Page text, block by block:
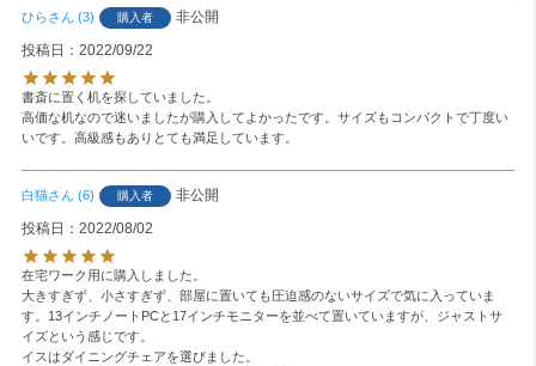
ひら 3 購入者
非公開
投稿日
2022/09/22
書斎に置く机を探していました。
高価な机なので迷いましたが購入してよかったです。サイズもコンパクトで丁度い
いです。高級感もありとても満足しています。
白猫 6 購入者
非公開
投稿日
2022/08/02
在宅ワーク用に購入しました。
大きすぎず、小さすぎず、部屋に置いても圧迫感のないサイズで気に入っていま
す。13インチノートPCと17インチモニターを並べて置いていますが、ジャストサ
イズという感じです。
イスはダイニングチェアを選びました。